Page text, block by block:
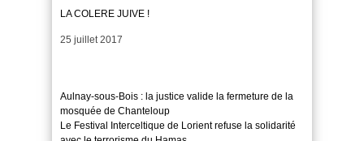
LA COLERE JUIVE !
Date
25 juillet 2017
Aulnay-sous-Bois : la justice valide la fermeture de la
mosquée de Chanteloup
Le Festival Interceltique de Lorient refuse la solidarité